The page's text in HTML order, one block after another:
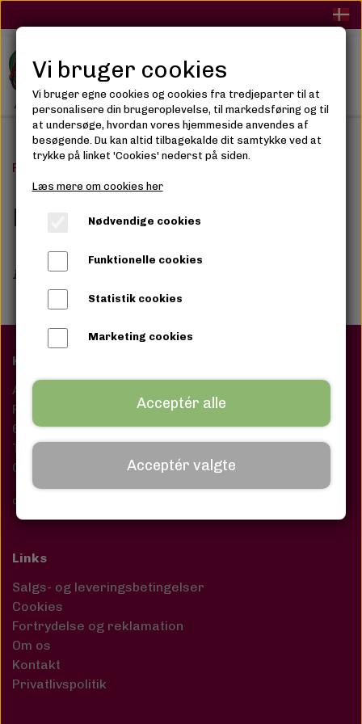
Forside
Kuza
Ingen varer i denne kategori
Kontaktoplysninger
AFRO DANISH COLLECTIONS
Perlegade 30C
6400 Sønderborg
Telefon: +45 5267 7116
CVR: 38935798
Copyright © 2025 Afro Danish Collections. All rights reserved
Links
Salgs- og leveringsbetingelser
Cookies
Fortrydelse og reklamation
Om os
Kontakt
Privatlivspolitik
Vi bruger cookies
Vi bruger egne cookies og cookies fra tredjeparter til at
personalisere din brugeroplevelse, til markedsføring og til
at undersøge, hvordan vores hjemmeside anvendes af
besøgende. Du kan altid tilbagekalde dit samtykke ved at
trykke på linket 'Cookies' nederst på siden.
Læs mere om cookies her
Nødvendige cookies
Funktionelle cookies
Statistik cookies
Marketing cookies
Acceptér alle
Acceptér valgte